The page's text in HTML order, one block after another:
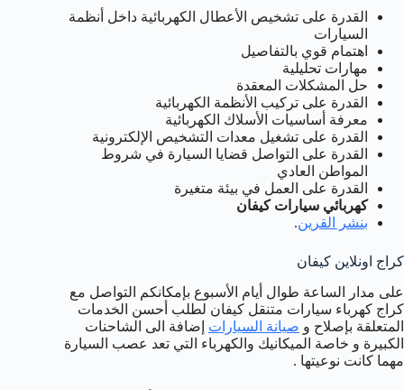
القدرة على تشخيص الأعطال الكهربائية داخل أنظمة
السيارات
اهتمام قوي بالتفاصيل
مهارات تحليلية
حل المشكلات المعقدة
القدرة على تركيب الأنظمة الكهربائية
معرفة أساسيات الأسلاك الكهربائية
القدرة على تشغيل معدات التشخيص الإلكترونية
القدرة على التواصل قضايا السيارة في شروط
المواطن العادي
القدرة على العمل في بيئة متغيرة
كهربائي سيارات كيفان
بنشر القرين.
كراج اونلاين كيفان
على مدار الساعة طوال أيام الأسبوع بإمكانكم التواصل مع
كراج كهرباء سيارات متنقل كيفان لطلب أحسن الخدمات
المتعلقة بإصلاح و صيانة السيارات إضافة الى الشاحنات
الكبيرة و خاصة الميكانيك والكهرباء التي تعد عصب السيارة
مهما كانت نوعيتها .